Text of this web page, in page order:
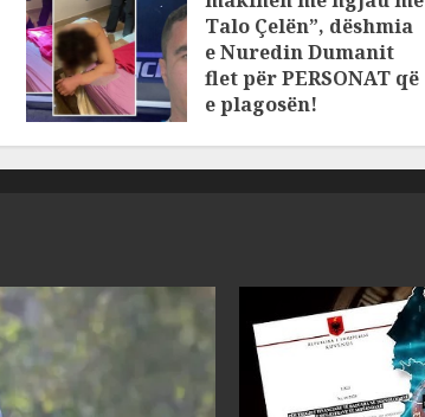
Talo Çelën”, dëshmia
e Nuredin Dumanit
flet për PERSONAT që
e plagosën!